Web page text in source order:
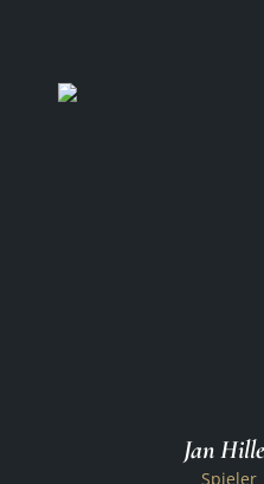
Jan
Spieler